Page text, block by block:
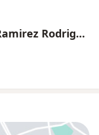
Dra. Sandra Milena Ramirez Rodriguez